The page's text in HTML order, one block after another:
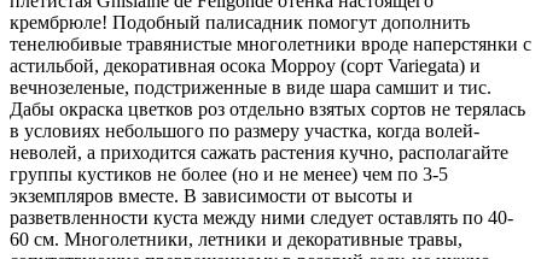
крембрюле! Подобный палисадник помогут дополнить
тенелюбивые травянистые многолетники вроде наперстянки с
астильбой, декоративная осока Moppoy (сорт Variegata) и
вечнозеленые, подстриженные в виде шара самшит и тис.
Дабы окраска цветков роз отдельно взятых сортов не терялась
в условиях небольшого по размеру участка, когда волей-
неволей, а приходится сажать растения кучно, располагайте
группы кустиков не более (но и не менее) чем по 3-5
экземпляров вместе. В зависимости от высоты и
разветвленности куста между ними следует оставлять по 40-
60 см. Многолетники, летники и декоративные травы,